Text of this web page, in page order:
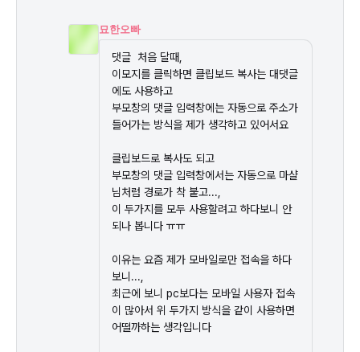
묘한오빠
댓글  처음 달때,
이모지를 클릭하면 클립보드 복사는 대댓글
에도 사용하고
부모창의 댓글 입력창에는 자동으로 주소가
들어가는 방식을 제가 생각하고 있어서요
클립보드로 복사도 되고
부모창의 댓글 입력창에서는 자동으로 마샬
님처럼 경로가 착 붙고...,
이 두가지를 모두 사용할려고 하다보니 안
되나 봅니다 ㅠㅠ
이유는 요즘 제가 모바일로만 접속을 하다
보니...,
최근에 보니 pc보다는 모바일 사용자 접속
이 많아서 위 두가지 방식을 같이 사용하면
어떨까하는 생각입니다